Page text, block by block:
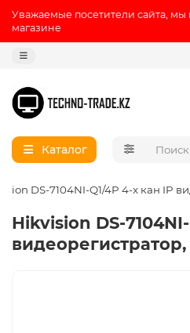
Уважаемые посетители сайта, мы
магазине
Каталог
DS-7104NI-Q1/4P 4-x кан IP
Hikvision DS-